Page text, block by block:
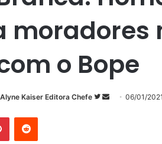
moradores
o Bope
Alyne Kaiser Editora Chefe
SigaMande06/01/2021
PinterestReddit